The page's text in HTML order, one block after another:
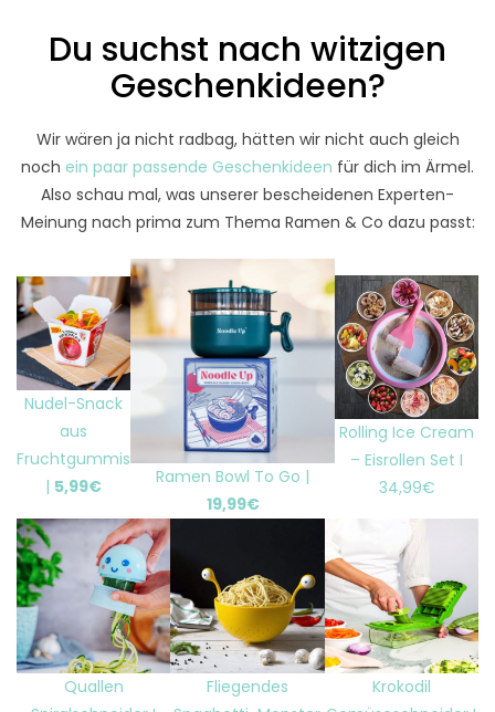
Du suchst nach witzigen
Geschenkideen?
Wir wären ja nicht radbag, hätten wir nicht auch gleich
noch ein paar passende Geschenkideen für dich im Ärmel.
Also schau mal, was unserer bescheidenen Experten-
Meinung nach prima zum Thema Ramen & Co dazu passt:
Nudel-Snack
aus
Fruchtgummis
| 5,99€
Ramen Bowl To Go |
19,99€
Rolling Ice Cream
– Eisrollen Set I
34,99€
Quallen
Fliegendes
Krokodil